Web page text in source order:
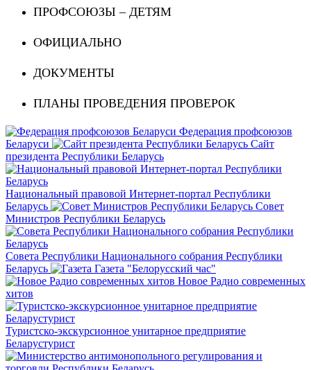
ПРОФСОЮЗЫ – ДЕТЯМ
ОФИЦИАЛЬНО
ДОКУМЕНТЫ
ПЛАНЫ ПРОВЕДЕНИЯ ПРОВЕРОК
Федерация профсоюзов
Беларуси
Сайт
президента Республики Беларусь
Национальный правовой Интернет-портал Республики
Беларусь
Совет
Министров Республики Беларусь
Совета Республики Национального собрания Республики
Беларусь
Газета "Белорусский час"
Новое Радио современных
хитов
Туристско-экскурсионное унитарное предприятие
Беларустурист